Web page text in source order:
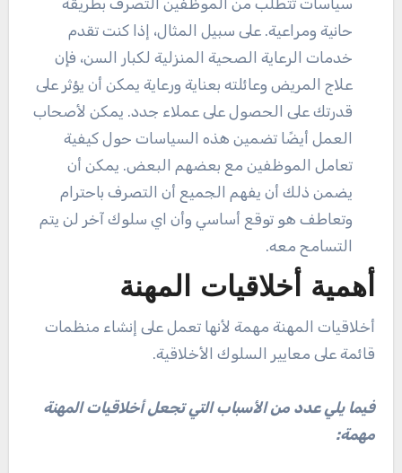
حانية ومراعية. على سبيل المثال، إذا كنت تقدم
خدمات الرعاية الصحية المنزلية لكبار السن، فإن
علاج المريض وعائلته بعناية ورعاية يمكن أن يؤثر على
قدرتك على الحصول على عملاء جدد. يمكن لأصحاب
العمل أيضًا تضمين هذه السياسات حول كيفية
تعامل الموظفين مع بعضهم البعض. يمكن أن
يضمن ذلك أن يفهم الجميع أن التصرف باحترام
وتعاطف هو توقع أساسي وأن اي سلوك آخر لن يتم
التسامح معه.
أهمية أخلاقيات المهنة
أخلاقيات المهنة مهمة لأنها تعمل على إنشاء منظمات
قائمة على معايير السلوك الأخلاقية.
فيما يلي عدد من الأسباب التي تجعل أخلاقيات المهنة
مهمة: